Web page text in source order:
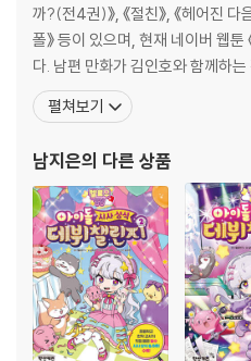
까?(전4권)》, 《절친》, 《헤어진
폴》 등이 있으며, 현재 네이버 웹툰
다. 남편 만화가 김인호와 함께하
세종대학교 만화애니메이션학과
사 『영 점프』에 단편 「순니미」로
어진 다음날』 등이
펼쳐보기
남지은의 다른 상품